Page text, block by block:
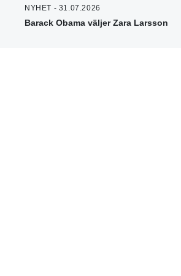
NYHET - 31.07.2026
Barack Obama väljer Zara Larsson